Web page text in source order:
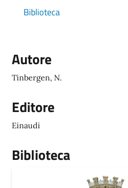
Biblioteca
Autore
Tinbergen, N.
Editore
Einaudi
Biblioteca